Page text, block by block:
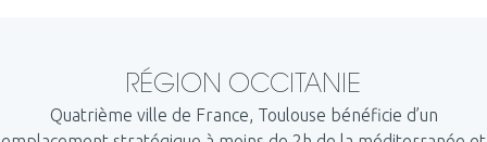
RÉGION OCCITANIE
Quatrième ville de France, Toulouse bénéficie d’un